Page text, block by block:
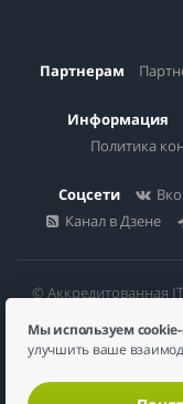
Партнерам
Информация
Политика
Соцсети
Канал в Дзене
© Аккредитованная
Общество с
624446, Россия,
ИНН 6617023200 | КПП
Мы используем
улучшить ваше